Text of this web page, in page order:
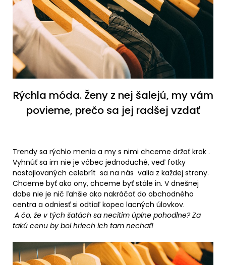
Rýchla móda. Ženy z nej šalejú, my vám
povieme, prečo sa jej radšej vzdať
Trendy sa rýchlo menia a my s nimi chceme držať krok .
Vyhnúť sa im nie je vôbec jednoduché, veď fotky
nastajlovaných celebrít sa na nás valia z každej strany.
Chceme byť ako ony, chceme byť stále in. V dnešnej
dobe nie je nič ľahšie ako nakráčať do obchodného
centra a odniesť si odtiaľ kopec lacných úlovkov.
A čo, že v tých šatách sa necítim úplne pohodlne? Za
takú cenu by bol hriech ich tam nechať!